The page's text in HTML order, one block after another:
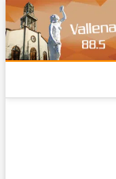
Saltar
al
contenido